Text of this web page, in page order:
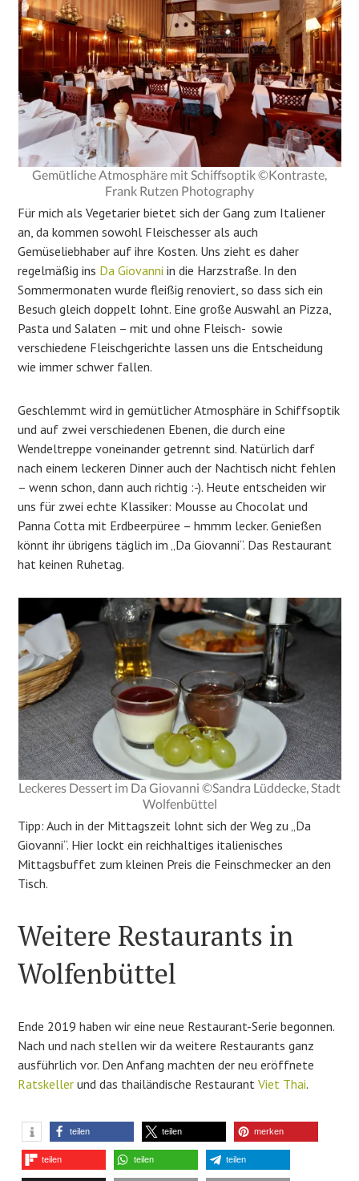
Gemütliche Atmosphäre mit Schiffsoptik ©Kontraste,
Frank Rutzen Photography
Für mich als Vegetarier bietet sich der Gang zum Italiener
an, da kommen sowohl Fleischesser als auch
Gemüseliebhaber auf ihre Kosten. Uns zieht es daher
regelmäßig ins Da Giovanni in die Harzstraße. In den
Sommermonaten wurde fleißig renoviert, so dass sich ein
Besuch gleich doppelt lohnt. Eine große Auswahl an Pizza,
Pasta und Salaten – mit und ohne Fleisch- sowie
verschiedene Fleischgerichte lassen uns die Entscheidung
wie immer schwer fallen.
Geschlemmt wird in gemütlicher Atmosphäre in Schiffsoptik
und auf zwei verschiedenen Ebenen, die durch eine
Wendeltreppe voneinander getrennt sind. Natürlich darf
nach einem leckeren Dinner auch der Nachtisch nicht fehlen
– wenn schon, dann auch richtig :-). Heute entscheiden wir
uns für zwei echte Klassiker: Mousse au Chocolat und
Panna Cotta mit Erdbeerpüree – hmmm lecker. Genießen
könnt ihr übrigens täglich im „Da Giovanni“. Das Restaurant
hat keinen Ruhetag.
Leckeres Dessert im Da Giovanni ©Sandra Lüddecke, Stadt
Wolfenbüttel
Tipp: Auch in der Mittagszeit lohnt sich der Weg zu „Da
Giovanni“. Hier lockt ein reichhaltiges italienisches
Mittagsbuffet zum kleinen Preis die Feinschmecker an den
Tisch.
Weitere Restaurants in
Wolfenbüttel
Ende 2019 haben wir eine neue Restaurant-Serie begonnen.
Nach und nach stellen wir da weitere Restaurants ganz
ausführlich vor. Den Anfang machten der neu eröffnete
Ratskeller und das thailändische RestaurantViet Thai.
teilen teilen merken
teilen teilen teilen